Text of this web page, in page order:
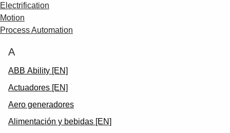
Electrification
Motion
Process Automation
A
ABB Ability [EN]
Actuadores [EN]
Aero generadores
Alimentación y bebidas [EN]